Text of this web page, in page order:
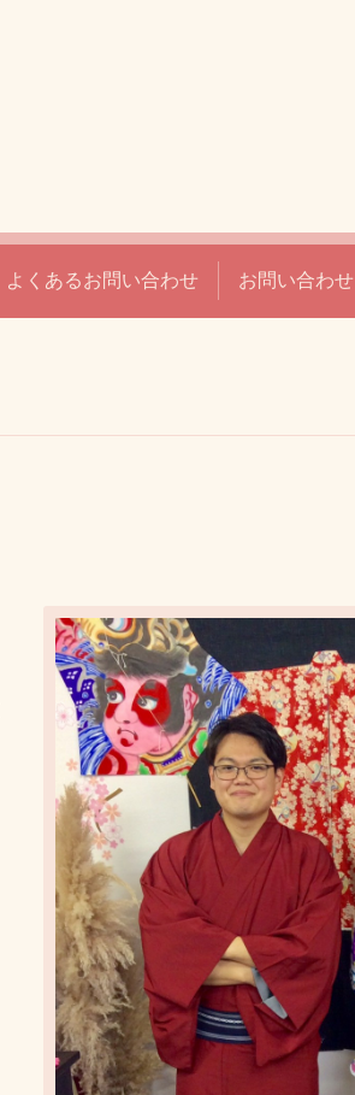
よくあるお問い合わせ お問い合わせ